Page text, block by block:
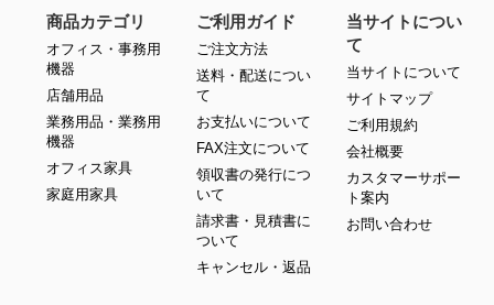
商品カテゴリ
オフィス・事務用
機器
店舗用品
業務用品・業務用
機器
オフィス家具
家庭用家具
ご利用ガイド
ご注文方法
送料・配送につい
て
お支払いについて
FAX注文について
領収書の発行につ
いて
請求書・見積書に
ついて
キャンセル・返品
当サイトについ
て
当サイトについて
サイトマップ
ご利用規約
会社概要
カスタマーサポー
ト案内
お問い合わせ